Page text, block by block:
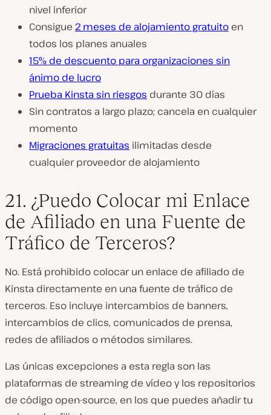
nivel inferior
Consigue 2 meses de alojamiento gratuito en
todos los planes anuales
15% de descuento para organizaciones sin
ánimo de lucro
Prueba Kinsta sin riesgos durante 30 días
Sin contratos a largo plazo; cancela en cualquier
momento
Migraciones gratuitas ilimitadas desde
cualquier proveedor de alojamiento
21. ¿Puedo Colocar mi Enlace
de Afiliado en una Fuente de
Tráfico de Terceros?
No. Está prohibido colocar un enlace de afiliado de
Kinsta directamente en una fuente de tráfico de
terceros. Eso incluye intercambios de banners,
intercambios de clics, comunicados de prensa,
redes de afiliados o métodos similares.
Las únicas excepciones a esta regla son las
plataformas de streaming de vídeo y los repositorios
de código open-source, en los que puedes añadir tu